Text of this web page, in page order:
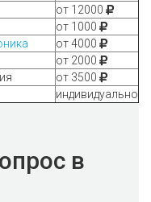
от 12000
от 1000
от 4000
от 2000
от 3500
индивидуально
в